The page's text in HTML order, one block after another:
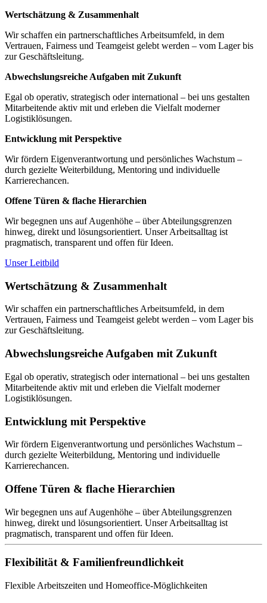
Wertschätzung & Zusammenhalt
Wir schaffen ein partnerschaftliches Arbeitsumfeld, in dem
Vertrauen, Fairness und Teamgeist gelebt werden – vom Lager bis
zur Geschäftsleitung.
Abwechslungsreiche Aufgaben mit Zukunft
Egal ob operativ, strategisch oder international – bei uns gestalten
Mitarbeitende aktiv mit und erleben die Vielfalt moderner
Logistiklösungen.
Entwicklung mit Perspektive
Wir fördern Eigenverantwortung und persönliches Wachstum –
durch gezielte Weiterbildung, Mentoring und individuelle
Karrierechancen.
Offene Türen & flache Hierarchien
Wir begegnen uns auf Augenhöhe – über Abteilungsgrenzen
hinweg, direkt und lösungsorientiert. Unser Arbeitsalltag ist
pragmatisch, transparent und offen für Ideen.
Unser Leitbild
Wertschätzung & Zusammenhalt
Wir schaffen ein partnerschaftliches Arbeitsumfeld, in dem
Vertrauen, Fairness und Teamgeist gelebt werden – vom Lager bis
zur Geschäftsleitung.
Abwechslungsreiche Aufgaben mit Zukunft
Egal ob operativ, strategisch oder international – bei uns gestalten
Mitarbeitende aktiv mit und erleben die Vielfalt moderner
Logistiklösungen.
Entwicklung mit Perspektive
Wir fördern Eigenverantwortung und persönliches Wachstum –
durch gezielte Weiterbildung, Mentoring und individuelle
Karrierechancen.
Offene Türen & flache Hierarchien
Wir begegnen uns auf Augenhöhe – über Abteilungsgrenzen
hinweg, direkt und lösungsorientiert. Unser Arbeitsalltag ist
pragmatisch, transparent und offen für Ideen.
Flexibilität & Familienfreundlichkeit
Flexible Arbeitszeiten und Homeoffice-Möglichkeiten